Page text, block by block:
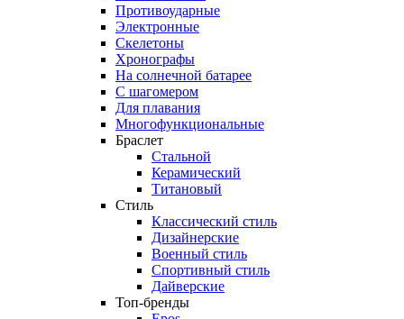
Противоударные
Электронные
Скелетоны
Хронографы
На солнечной батарее
С шагомером
Для плавания
Многофункциональные
Браслет
Стальной
Керамический
Титановый
Стиль
Классический стиль
Дизайнерские
Военный стиль
Спортивный стиль
Дайверские
Топ-бренды